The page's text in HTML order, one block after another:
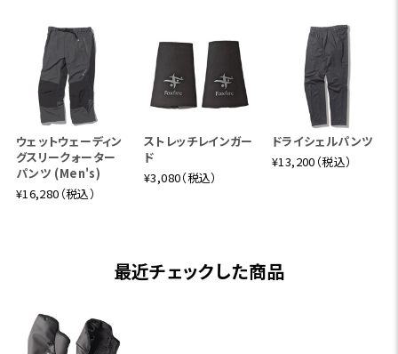
ウェットウェーディン
グスリークォーター
パンツ (Men's)
¥16,280（税込）
ストレッチレインガー
ド
¥3,080（税込）
ドライシェルパンツ
¥13,200（税込）
最近チェックした商品